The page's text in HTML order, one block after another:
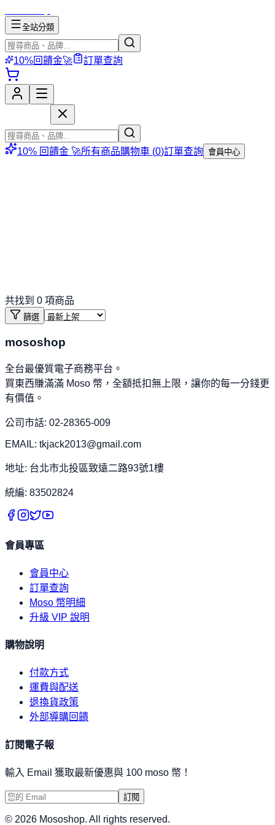
全站分類
10%回饋金🚀 訂單查詢
10% 回饋金 🚀所有商品購物車 (0)訂單查詢 會員中心
共找到 0 項商品
篩選
mososhop
全台最優質電子商務平台。
買東西賺滿滿 Moso 幣，全額抵扣無上限，讓你的每一分錢更
有價值。
公司市話: 02-28365-009
EMAIL: tkjack2013@gmail.com
地址: 台北市北投區致遠二路93號1樓
統編: 83502824
會員專區
會員中心
訂單查詢
Moso 幣明細
升級 VIP 說明
購物說明
付款方式
運費與配送
退換貨政策
外部導購回饋
訂閱電子報
輸入 Email 獲取最新優惠與 100 moso 幣！
訂閱
© 2026 Mososhop. All rights reserved.